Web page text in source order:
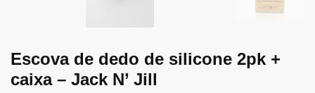
Escova de dedo de silicone 2pk +
caixa – Jack N’ Jill